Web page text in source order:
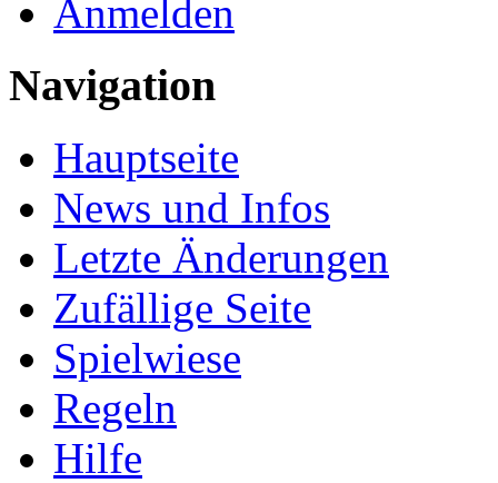
Anmelden
Navigation
Hauptseite
News und Infos
Letzte Änderungen
Zufällige Seite
Spielwiese
Regeln
Hilfe